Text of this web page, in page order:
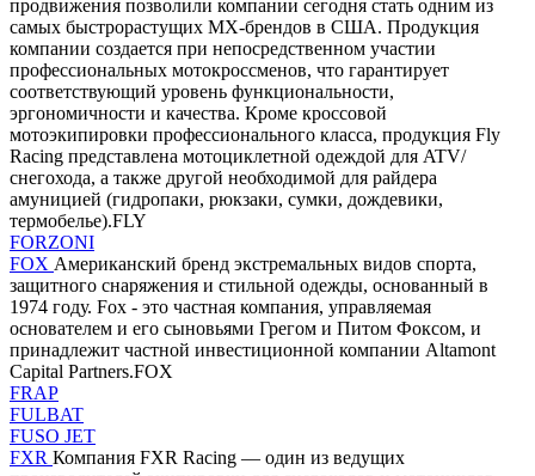
продвижения позволили компании сегодня стать одним из
самых быстрорастущих MX-брендов в США. Продукция
компании создается при непосредственном участии
профессиональных мотокроссменов, что гарантирует
соответствующий уровень функциональности,
эргономичности и качества. Кроме кроссовой
мотоэкипировки профессионального класса, продукция Fly
Racing представлена мотоциклетной одеждой для ATV/
снегохода, а также другой необходимой для райдера
амуницией (гидропаки, рюкзаки, сумки, дождевики,
термобелье).FLY
FORZONI
FOX Американский бренд экстремальных видов спорта,
защитного снаряжения и стильной одежды, основанный в
1974 году. Fox - это частная компания, управляемая
основателем и его сыновьями Грегом и Питом Фоксом, и
принадлежит частной инвестиционной компании Altamont
Capital Partners.FOX
FRAP
FULBAT
FUSO JET
FXR Компания FXR Racing — один из ведущих